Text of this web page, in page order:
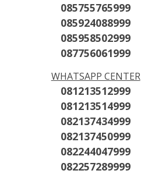
085755765999
085924088999
085958502999
087756061999
WHATSAPP CENTER
081213512999
081213514999
082137434999
082137450999
082244047999
082257289999